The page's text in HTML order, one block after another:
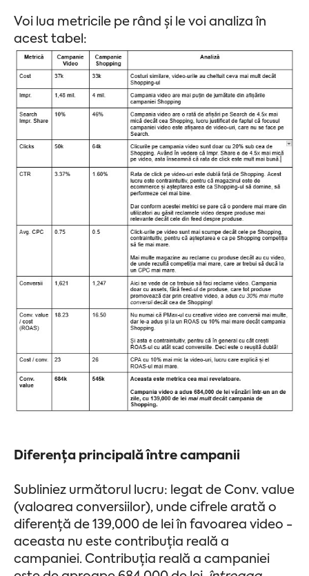
Voi lua metricile pe rând și le voi analiza în
acest tabel:
Diferența principală între campanii
Subliniez următorul lucru: legat de Conv. value
(valoarea conversiilor), unde cifrele arată o
diferență de 139,000 de lei în favoarea video -
aceasta nu este contribuția reală a
campaniei. Contribuția reală a campaniei